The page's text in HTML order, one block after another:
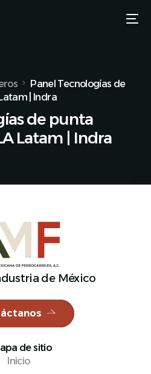
Panel Tecnologías de
| Indra
de punta
Latam | Indra
de México
de sitio
Inicio